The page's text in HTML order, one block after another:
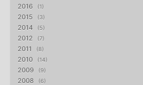
2016 1
2015 3
2014 5
2012 7
2011 8
2010 14
2009 9
2008 6